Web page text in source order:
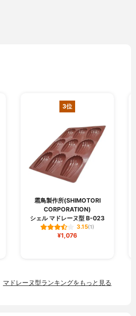
3位
霜鳥製作所(SHIMOTORI
CORPORATION)
シェル マドレーヌ型 B-023
3.15(1)
¥1,076
マドレーヌ型ランキングをもっと見る